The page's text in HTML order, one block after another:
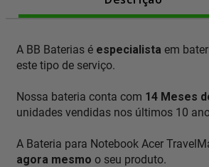
A BB Baterias é especialista em
este tipo de serviço.
Nossa bateria conta com 14 Meses
unidades vendidas nos últimos 10
A Bateria para Notebook Acer
agora mesmo o seu produto.